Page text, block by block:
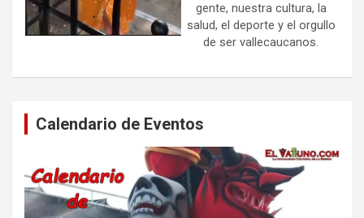
gente, nuestra cultura, la
salud, el deporte y el orgullo
de ser vallecaucanos.
Calendario de Eventos